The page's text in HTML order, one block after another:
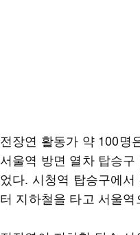
전장연 활동가 약 100명
서울역 방면 열차 탑승구
었다. 시청역 탑승구에
터 지하철을 타고 서울